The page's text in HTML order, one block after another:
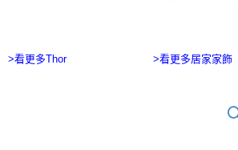
４．使用「AFTEE先享後付」時，將依據個別帳號
恩沛科技股份有限公司將有權停止該用戶之使用額
>看更多Thor >看更多居家家飾